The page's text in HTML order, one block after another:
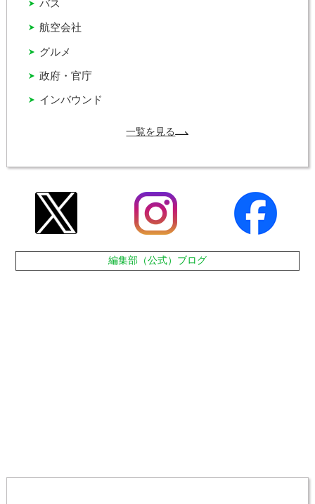
インバウンド
グルメ
バス
政府・官庁
航空会社
一覧を見る
編集部（公式）ブログ